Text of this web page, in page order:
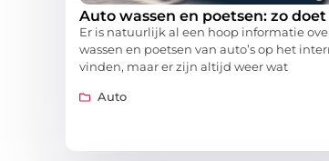
Auto wassen en poetsen: zo
Er is natuurlijk al een hoop informatie
wassen en poetsen van auto’s op het
vinden, maar er zijn altijd weer wat
Auto